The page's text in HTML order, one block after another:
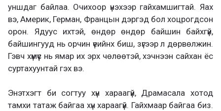
уншдаг байлаа. Очихоор үнэхээр гайхамшигтай. Яах
вэ, Америк, Герман, Францын дэргэд бол хоцрогдсон
орон. Ядуус ихтэй, өндөр өндөр байшин байхгүй,
байшингууд нь орчин үеийнх биш, зүгээр л дөрвөлжин.
Гэвч хүмүүс нь ямар их эрх чөлөөтэй, хэчнээн сайхан ёс
суртахуунтай гэх вэ.
Энэтхэгт би согтуу хүн хараагүй, Драмасала хотод
тамхи татаж байгаа хүн хараагүй. Гайхмаар байгаа биз.